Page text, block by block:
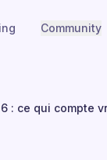
Community
: ce qui compte